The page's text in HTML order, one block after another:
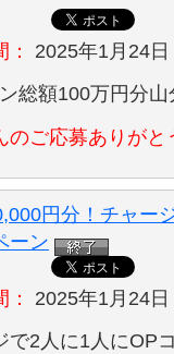
2025年1月24
総額100万円分山
のご応募ありがと
円分！チャー
ーン
2025年1月24
で2人に1人にOP